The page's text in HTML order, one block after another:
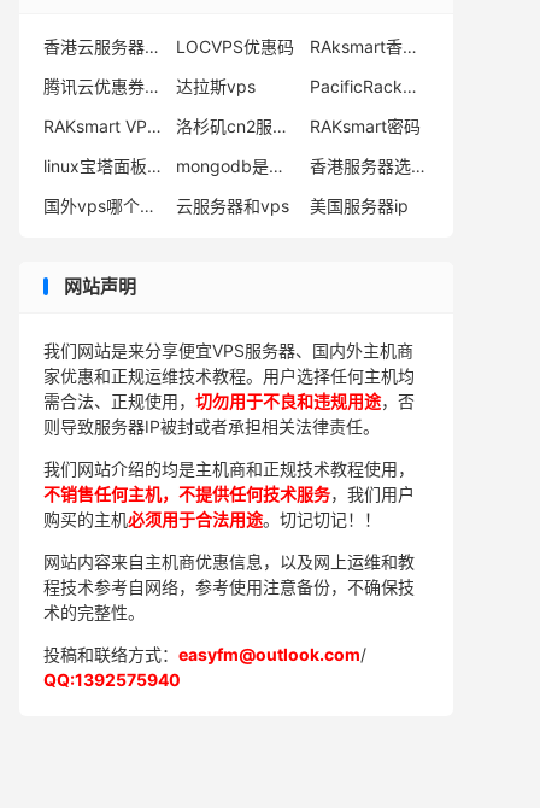
香港云服务器主机 LOCVPS优惠码
RAksmart香港VPS
腾讯云优惠券活动
达拉斯vps
PacificRack测试ip
RAKsmart VPS优惠
洛杉矶cn2服务器
RAKsmart密码
linux宝塔面板使用教程
mongodb是什么
香港服务器选哪个
国外vps哪个好用
云服务器和vps 美国服务器ip
网站声明
我们网站是来分享便宜VPS服务器、国内外主机商
家优惠和正规运维技术教程。用户选择任何主机均
需合法、正规使用， 切勿用于不良和违规用途，否
则导致服务器IP被封或者承担相关法律责任。
我们网站介绍的均是主机商和正规技术教程使用，
不销售任何主机，不提供任何技术服务，我们用户
购买的主机必须用于合法用途。切记切记！！
网站内容来自主机商优惠信息，以及网上运维和教
程技术参考自网络，参考使用注意备份，不确保技
术的完整性。
投稿和联络方式： easyfm@outlook.com/
QQ:1392575940